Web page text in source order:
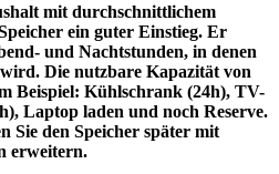
mit durchschnittlichem
ein guter Einstieg. Er
und Nachtstunden, in denen
Die nutzbare Kapazität von
Beispiel: Kühlschrank (24h), TV-
Laptop laden und noch Reserve.
Sie den Speicher später mit
erweitern.